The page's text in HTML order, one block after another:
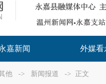
嘉新闻 外媒看
他 -> 新闻报道 -> 正文